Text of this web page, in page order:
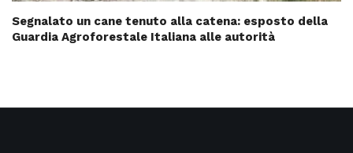
Segnalato un cane tenuto alla catena: esposto della
Guardia Agroforestale Italiana alle autorità